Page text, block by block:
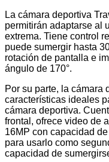
La cámara deportiva
permitirán adaptarse al
extrema. Tiene control
puede sumergir hasta
rotación de pantalla e
ángulo de 170°.
Por su parte, la cámara
características ideales
cámara deportiva.
frontal, ofrece video de
16MP con capacidad
para usarlo como
capacidad de